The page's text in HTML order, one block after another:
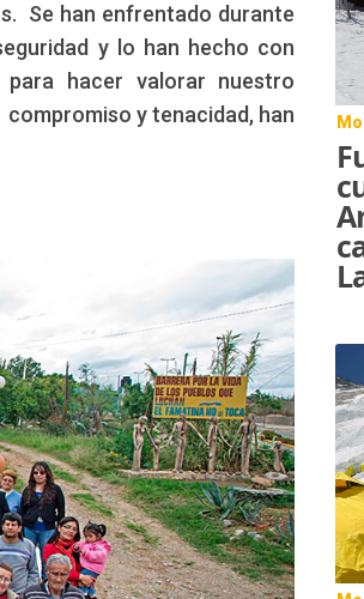
Se han enfrentado durante
y lo han hecho con
hacer valorar nuestro
y tenacidad, han